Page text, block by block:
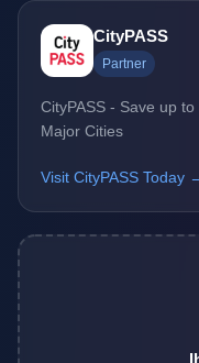
CityPASS
Partner
CityPASS - Save up
Major Cities
Visit CityPASS Today